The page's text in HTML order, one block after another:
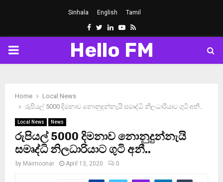
Sinhala English Tamil
Facebook
Twitter
LinkedinYoutube
Rss
PRIMARY
Hello FM
Home
Local News
රුපියල් 5000 දිමනාව නොනුදුන්නැයි සමෘද්ධි නිලධාරියාට ගුටි අනී..
Local News News
රුපියල් 5000 දිමනාව නොනුදුන්නැයි
සමෘද්ධි නිලධාරියාට ගුටි අනී..
by Maimoonar April 13, 2020 0